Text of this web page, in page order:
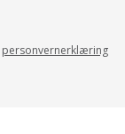
personvernerklæring